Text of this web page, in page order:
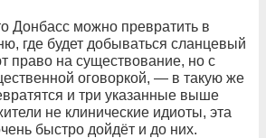
Донбасс можно превратить в
где будет добываться сланцевый
право на существование, но с
оговоркой, — в такую же
и три указанные выше
не клинические идиоты, эта
быстро дойдёт и до них.